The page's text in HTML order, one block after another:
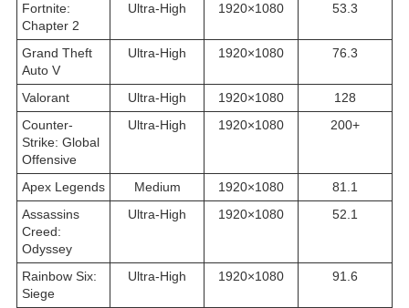
Fortnite:
Chapter 2
Ultra-High 1920×1080 53.3
Grand Theft
Auto V
Ultra-High 1920×1080 76.3
Valorant Ultra-High 1920×1080
128
Counter-
Strike: Global
Offensive
Ultra-High 1920×1080 200+
Apex Legends Medium 1920×1080
81.1
Assassins
Creed:
Odyssey
Ultra-High 1920×1080 52.1
Rainbow Six:
Siege
Ultra-High 1920×1080 91.6